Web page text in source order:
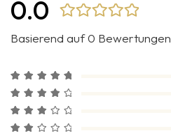
0.0
Basierend auf 0 Bewertungen